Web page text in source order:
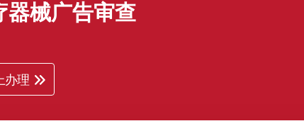
器械广告审查
办理